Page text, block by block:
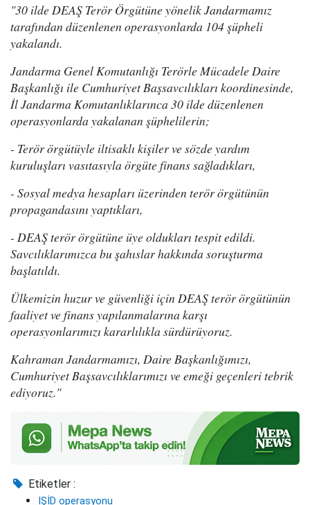
"30 ilde DEAŞ Terör Örgütüne yönelik Jandarmamız
tarafından düzenlenen operasyonlarda 104 şüpheli
yakalandı.
Jandarma Genel Komutanlığı Terörle Mücadele Daire
Başkanlığı ile Cumhuriyet Başsavcılıkları koordinesinde,
İl Jandarma Komutanlıklarınca 30 ilde düzenlenen
operasyonlarda yakalanan şüphelilerin;
- Terör örgütüyle iltisaklı kişiler ve sözde yardım
kuruluşları vasıtasıyla örgüte finans sağladıkları,
- Sosyal medya hesapları üzerinden terör örgütünün
propagandasını yaptıkları,
- DEAŞ terör örgütüne üye oldukları tespit edildi.
Savcılıklarımızca bu şahıslar hakkında soruşturma
başlatıldı.
Ülkemizin huzur ve güvenliği için DEAŞ terör örgütünün
faaliyet ve finans yapılanmalarına karşı
operasyonlarımızı kararlılıkla sürdürüyoruz.
Kahraman Jandarmamızı, Daire Başkanlığımızı,
Cumhuriyet Başsavcılıklarımızı ve emeği geçenleri tebrik
ediyoruz."
Etiketler :
IŞİD operasyonu